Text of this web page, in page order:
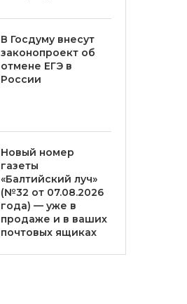
В Госдуму внесут
законопроект об
отмене ЕГЭ в
России
Новый номер
газеты
«Балтийский луч»
(№32 от 07.08.2026
года) — уже в
продаже и в ваших
почтовых ящиках